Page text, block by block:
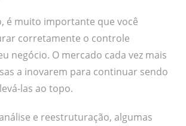
é muito importante que você
corretamente o controle
negócio. O mercado cada vez mais
a inovarem para continuar sendo
las ao topo.
e reestruturação, algumas